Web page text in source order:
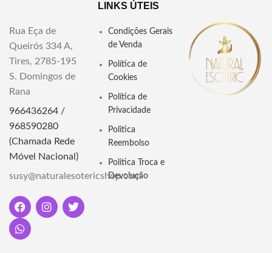
Rua Eça de
Queirós 334 A,
Tires, 2785-195
S. Domingos de
Rana
966436264 /
968590280
(Chamada Rede
Móvel Nacional)
susy@naturalesotericshop.com
LINKS ÚTEIS
Condições Gerais
de Venda
Política de
Cookies
Política de
Privacidade
Politica
Reembolso
Politica Troca e
Devolução